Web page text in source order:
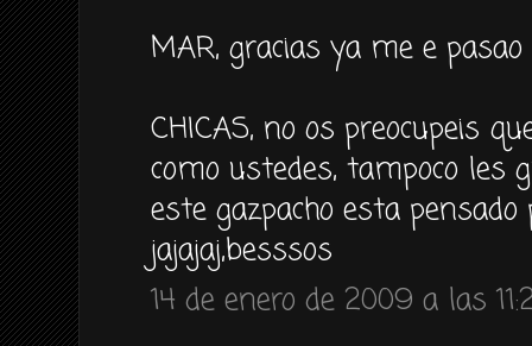
MAR, gracias ya me e
CHICAS, no os preocupeis
como ustedes, tampoco les
este gazpacho esta
jajajaj,besssos
14 de enero de 2009 a las